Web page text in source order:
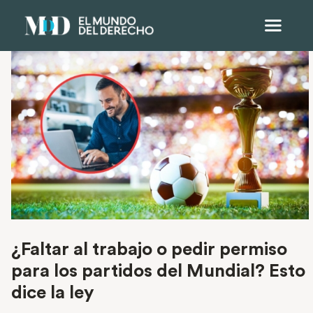
¿Faltar al trabajo o pedir permiso
para los partidos del Mundial? Esto
dice la ley